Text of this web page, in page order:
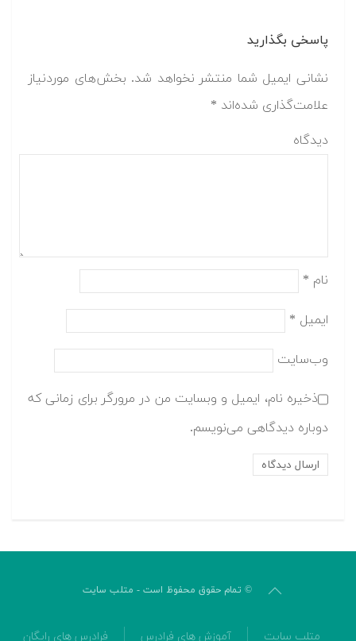
پاسخی بگذارید
نشانی ایمیل شما منتشر نخواهد شد. بخش‌های موردنیاز
علامت‌گذاری شده‌اند *
دیدگاه
نام *
ایمیل *
وب‌سایت
ذخیره نام، ایمیل و وبسایت من در مرورگر برای زمانی که
دوباره دیدگاهی می‌نویسم.
© تمام حقوق محفوظ است - متلب سایت
متلب سایت آموزش های فرادرس فرادرس های رایگان